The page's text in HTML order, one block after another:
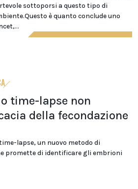
sottoporsi a questo tipo di
è quanto conclude uno
time-lapse non
della fecondazione
lapse, un nuovo metodo di
promette di identificare gli embrioni